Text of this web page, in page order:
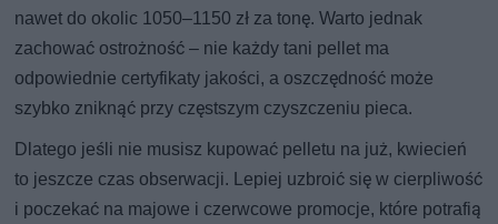
nawet do okolic 1050–1150 zł za tonę. Warto jednak
zachować ostrożność – nie każdy tani pellet ma
odpowiednie certyfikaty jakości, a oszczędność może
szybko zniknąć przy częstszym czyszczeniu pieca.
Dlatego jeśli nie musisz kupować pelletu na już, kwiecień
to jeszcze czas obserwacji. Lepiej uzbroić się w cierpliwość
i poczekać na majowe i czerwcowe promocje, które potrafią